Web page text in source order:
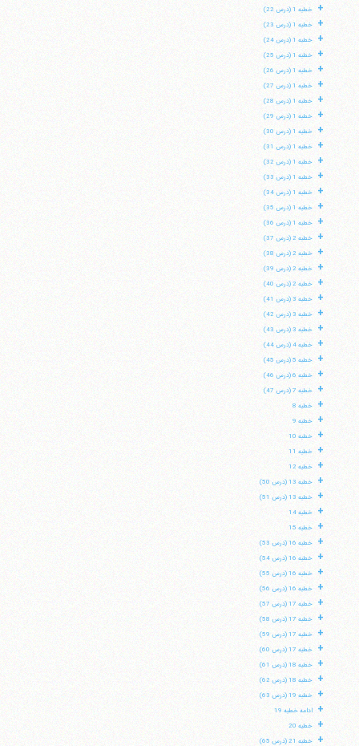
+ خطبه 1 (درس 22)
+ خطبه 1 (درس 23)
+ خطبه 1 (درس 24)
+ خطبه 1 (درس 25)
+ خطبه 1 (درس 26)
+ خطبه 1 (درس 27)
+ خطبه 1 (درس 28)
+ خطبه 1 (درس 29)
+ خطبه 1 (درس 30)
+ خطبه 1 (درس 31)
+ خطبه 1 (درس 32)
+ خطبه 1 (درس 33)
+ خطبه 1 (درس 34)
+ خطبه 1 (درس 35)
+ خطبه 1 (درس 36)
+ خطبه 2 (درس 37)
+ خطبه 2 (درس 38)
+ خطبه 2 (درس 39)
+ خطبه 2 (درس 40)
+ خطبه 3 (درس 41)
+ خطبه 3 (درس 42)
+ خطبه 3 (درس 43)
+ خطبه 4 (درس 44)
+ خطبه 5 (درس 45)
+ خطبه 6 (درس 46)
+ خطبه 7 (درس 47)
+ خطبه 8
+ خطبه 9
+ خطبه 10
+ خطبه 11
+ خطبه 12
+ خطبه 13 (درس 50)
+ خطبه 13 (درس 51)
+ خطبه 14
+ خطبه 15
+ خطبه 16 (درس 53)
+ خطبه 16 (درس 54)
+ خطبه 16 (درس 55)
+ خطبه 16 (درس 56)
+ خطبه 17 (درس 57)
+ خطبه 17 (درس 58)
+ خطبه 17 (درس 59)
+ خطبه 17 (درس 60)
+ خطبه 18 (درس 61)
+ خطبه 18 (درس 62)
+ خطبه 19 (درس 63)
+ ادامه خطبه 19
+ خطبه 20
+ خطبه 21 (درس 65)